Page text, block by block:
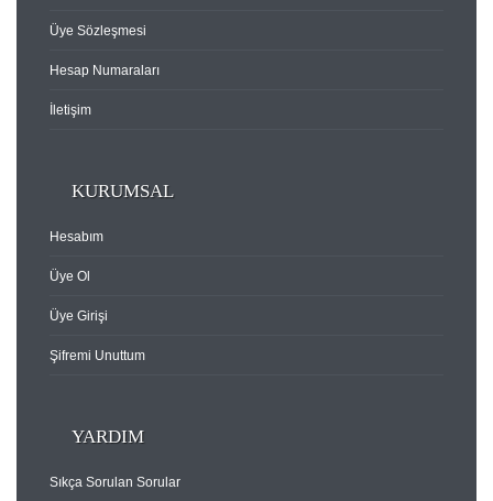
Üye Sözleşmesi
Hesap Numaraları
İletişim
KURUMSAL
Hesabım
Üye Ol
Üye Girişi
Şifremi Unuttum
YARDIM
Sıkça Sorulan Sorular